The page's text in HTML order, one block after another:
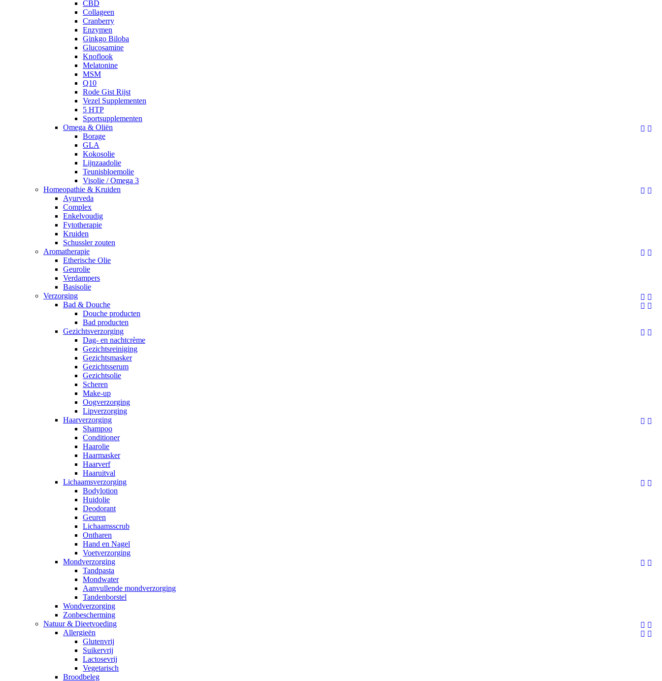
CBD
Collageen
Cranberry
Enzymen
Ginkgo Biloba
Glucosamine
Knoflook
Melatonine
MSM
Q10
Rode Gist Rijst
Vezel Supplementen
5 HTP
Sportsupplementen
 
Omega & Oliën
Borage
GLA
Kokosolie
Lijnzaadolie
Teunisbloemolie
Visolie / Omega 3
 
Homeopathie & Kruiden
Ayurveda
Complex
Enkelvoudig
Fytotherapie
Kruiden
Schussler zouten
 
Aromatherapie
Etherische Olie
Geurolie
Verdampers
Basisolie
 
Verzorging
 
Bad & Douche
Douche producten
Bad producten
 
Gezichtsverzorging
Dag- en nachtcrème
Gezichtsreiniging
Gezichtsmasker
Gezichtsserum
Gezichtsolie
Scheren
Make-up
Oogverzorging
Lipverzorging
 
Haarverzorging
Shampoo
Conditioner
Haarolie
Haarmasker
Haarverf
Haaruitval
 
Lichaamsverzorging
Bodylotion
Huidolie
Deodorant
Geuren
Lichaamsscrub
Ontharen
Hand en Nagel
Voetverzorging
 
Mondverzorging
Tandpasta
Mondwater
Aanvullende mondverzorging
Tandenborstel
Wondverzorging
Zonbescherming
 
Natuur & Dieetvoeding
 
Allergieën
Glutenvrij
Suikervrij
Lactosevrij
Vegetarisch
Broodbeleg